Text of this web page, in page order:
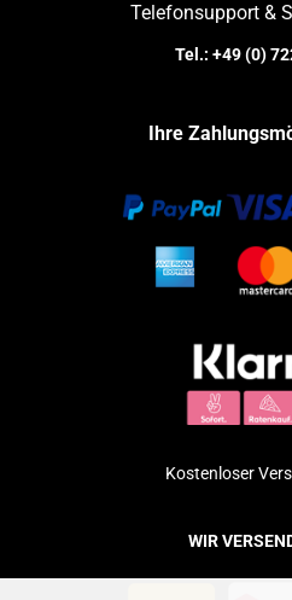
Telefonsupport &
Tel.: +49 (0)
Ihre
Kostenloser
WIR